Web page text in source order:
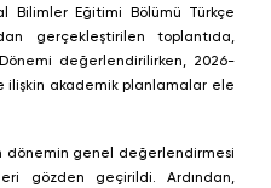
Bilimler Eğitimi Bölümü Türkçe
gerçekleştirilen toplantıda,
değerlendirilirken, 2026-
ilişkin akademik planlamalar ele
dönemin genel değerlendirmesi
gözden geçirildi. Ardından,